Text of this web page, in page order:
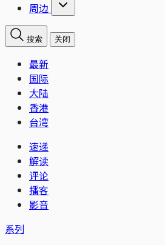
周边
搜索 关闭
最新
国际
大陆
香港
台湾
速递
解读
评论
播客
影音
系列